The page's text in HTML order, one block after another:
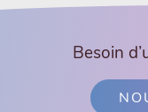
Besoin